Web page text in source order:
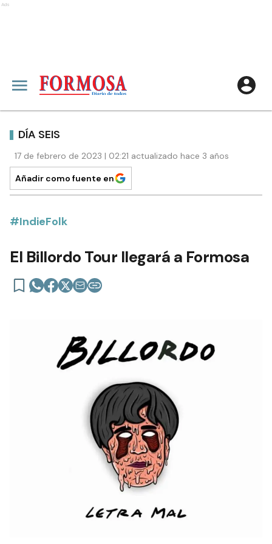
Ads
DÍA SEIS
17 de febrero de 2023 | 02:21 actualizado hace 3 años
Añadir como fuente en
#IndieFolk
El Billordo Tour llegará a Formosa